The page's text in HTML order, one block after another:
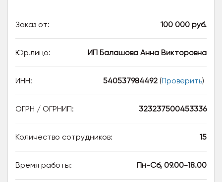
Заказ от: 100 000 руб.
Юр.лицо: ИП Балашова Анна Викторовна
ИНН: 540537984492 (Проверить)
ОГРН / ОГРНИП: 323237500453336
Количество сотрудников: 15
Время работы: Пн-Сб, 09.00-18.00